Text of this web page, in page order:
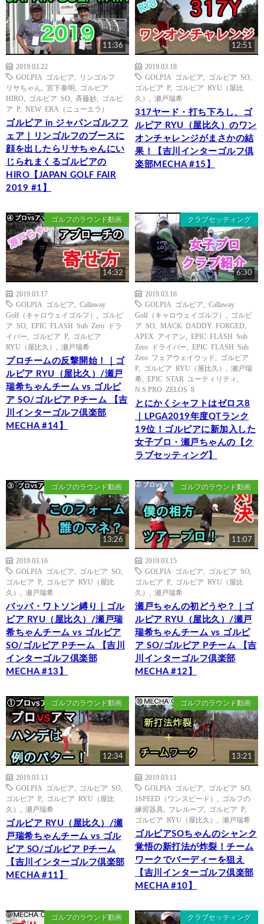
11:36
2019.03.22
GOLPIA ゴルピア
リンゴルフ
リサちゃん
宮下泰明
ゴルピア
HIRO
ゴルピア SO 斉藤妙
ゴルピ
ア P
NEW ERA（ニューエラ）
ゴルピア in ジャパンゴルフフ
ェア｜リンゴルフのブースに
顔を出したらリサちゃんにい
じられまくるゴルピアの
HIRO【JAPAN GOLF FAIR
2019 #1】
12:51
2019.03.18
GOLPIA ゴルピア
ゴルピア SO
ゴルピア P
ゴルピア RYU（屋比
久）
瀬戸瑞希
317ヤード・打ち下ろし、ゴ
ルピア RYU（屋比久）のワン
オンチャレンジがまさかの結
果！【吉川インターゴルフ倶
楽部MECHA #15】
ゴルフのラウンド動画
14:32
2019.03.17
GOLPIA ゴルピア
Callaway
Golf（キャロウェイゴルフ）
ゴルピ
ア SO
EPIC FLASH Sub Zero ドラ
イバー
ゴルピア P
ゴルピア
RYU（屋比久）
瀬戸瑞希
プロチームの反撃開始！｜ゴ
ルピア RYU（屋比久）/瀬戸
瑞希ちゃんチーム vs ゴルピ
ア SO/ゴルピア Pチーム 【吉
川インターゴルフ倶楽部
MECHA #14】
クラブセッティング
6:30
2019.03.16
GOLPIA ゴルピア
Callaway
Golf（キャロウェイゴルフ）
ゴルピ
ア SO
MACK DADDY FORGED
APEX アイアン
EPIC FLASH Sub
Zero ドライバー
EPIC FLASH Sub
Zero フェアウェイウッド
ゴルピア
P
ゴルピア RYU（屋比久）
瀬戸瑞
希
EPIC STAR ユーティリティ
N.S.PRO ZELOS 8
とにかくシャフトはゼロス8
｜LPGA2019年度QTランク
19位！ゴルピアに新加入した
女子プロ・瀬戸ちゃんの【ク
ラブセッティング】
ゴルフのラウンド動画
13:26
2019.03.16
GOLPIA ゴルピア
ゴルピア SO
ゴルピア P
ゴルピア RYU（屋比
久）
瀬戸瑞希
バッバ・ワトソン縛り｜ゴル
ピア RYU（屋比久）/瀬戸瑞
希ちゃんチーム vs ゴルピア
SO/ゴルピア Pチーム 【吉川
インターゴルフ倶楽部
MECHA #13】
ゴルフのラウンド動画
11:07
2019.03.15
GOLPIA ゴルピア
ゴルピア SO
ゴルピア P
ゴルピア RYU（屋比
久）
瀬戸瑞希
瀬戸ちゃんの初どうや？｜ゴ
ルピア RYU（屋比久）/瀬戸
瑞希ちゃんチーム vs ゴルピ
ア SO/ゴルピア Pチーム 【吉
川インターゴルフ倶楽部
MECHA #12】
ゴルフのラウンド動画
12:34
2019.03.13
GOLPIA ゴルピア
ゴルピア SO
ゴルピア P
ゴルピア RYU（屋比
久）
瀬戸瑞希
ゴルピア RYU（屋比久）/瀬
戸瑞希ちゃんチーム vs ゴル
ピア SO/ゴルピア Pチーム
【吉川インターゴルフ倶楽部
MECHA #11】
ゴルフのラウンド動画
13:21
2019.03.11
GOLPIA ゴルピア
ゴルピア SO
1SPEED（ワンスピード）
ゴルフの
練習器具
フレループ, ゴルピア P
ゴルピア RYU（屋比久）
瀬戸瑞希
ゴルピアSOちゃんのシャンク
覚悟の新打法が炸裂！チーム
ワークでバーディーを狙え
【吉川インターゴルフ倶楽部
MECHA #10】
ゴルフのラウンド動画 クラブセッティング